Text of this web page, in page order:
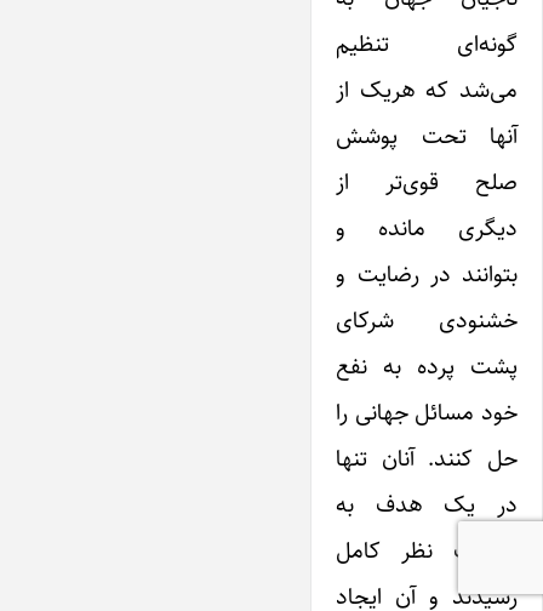
گونه‌ای تنظیم
می‌شد که هریک از
آنها تحت پوشش
صلح قوی‌تر از
دیگری مانده و
بتوانند در رضایت و
خشنودی شرکای
پشت پرده به نفع
خود مسائل جهانی را
حل کنند. آنان تنها
در یک‌ هدف به
اشتراک‌ نظر کامل
رسیدند و آن ‌ایجاد